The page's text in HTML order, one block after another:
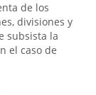
de los
divisiones y
subsista la
el caso de